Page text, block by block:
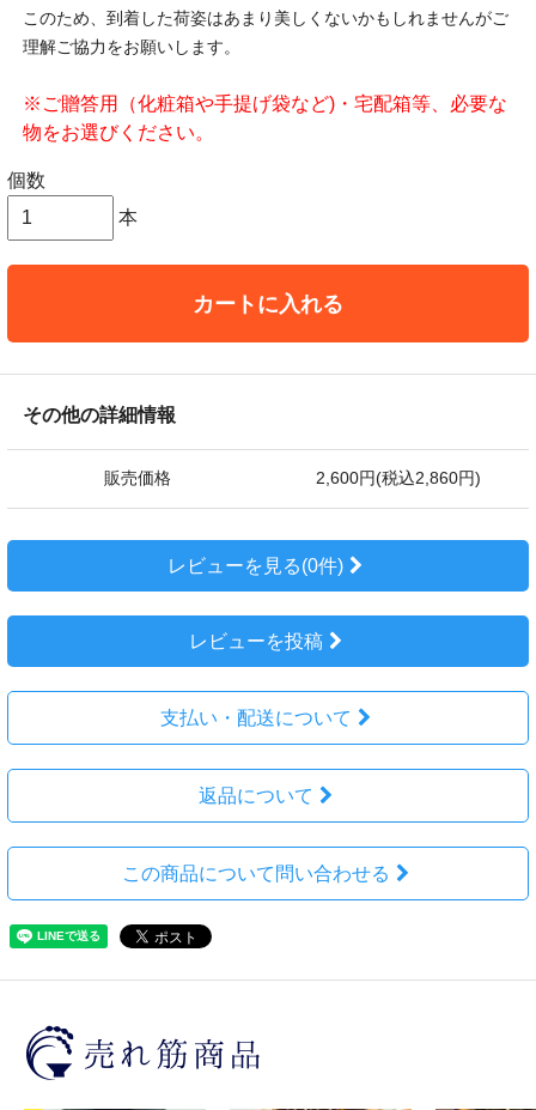
このため、到着した荷姿はあまり美しくないかもしれませんがご
理解ご協力をお願いします。
※ご贈答用（化粧箱や手提げ袋など)・宅配箱等、必要な
物をお選びください。
個数
本
カートに入れる
その他の詳細情報
販売価格 2,600円(税込2,860円)
レビューを見る(0件)
レビューを投稿
支払い・配送について
返品について
この商品について問い合わせる